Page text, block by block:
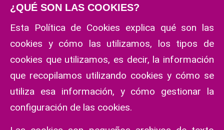
¿QUÉ SON LAS COOKIES?
Esta Política de Cookies explica qué son las
cookies y cómo las utilizamos, los tipos de
cookies que utilizamos, es decir, la información
que recopilamos utilizando cookies y cómo se
utiliza esa información, y cómo gestionar la
configuración de las cookies.